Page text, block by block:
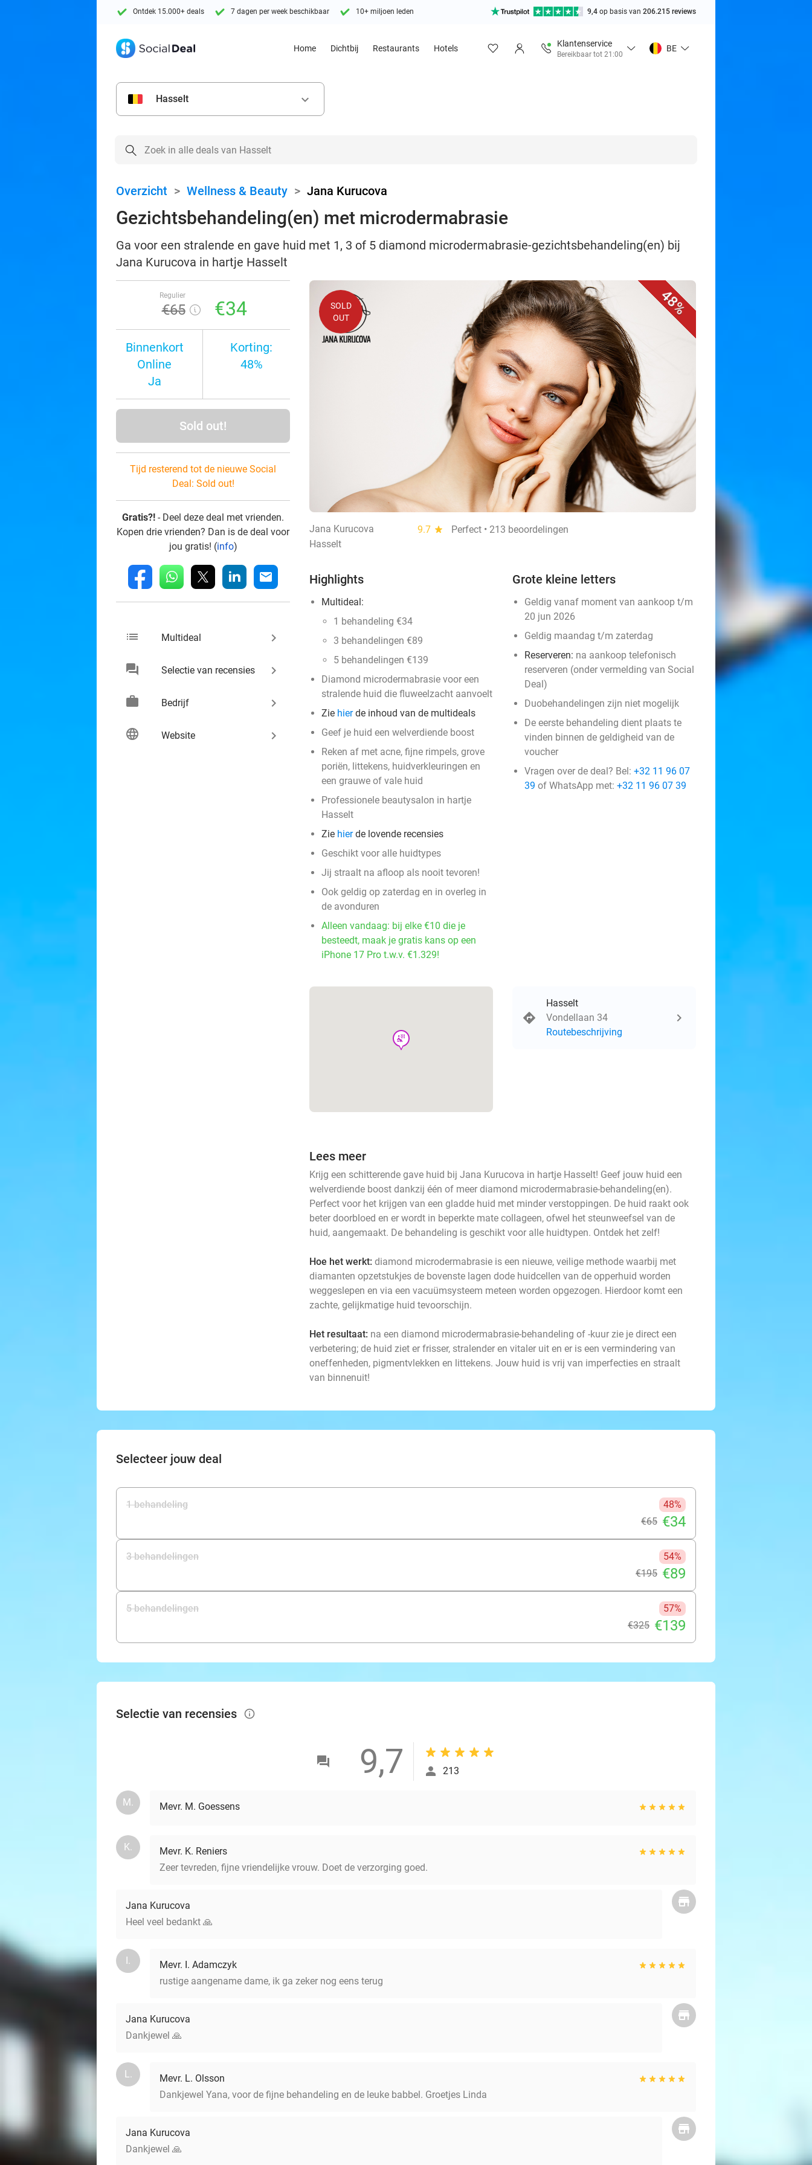
Ontdek 15.000+ deals 7 dagen per week beschikbaar 10+ miljoen leden 9,4 op basis van 206.215 reviews
Home Dichtbij Restaurants Hotels
Klantenservice
Bereikbaar tot 21:00
BE
Hasselt keyboard_arrow_down
Overzicht > Wellness & Beauty > Jana Kurucova
Gezichtsbehandeling(en) met microdermabrasie
Ga voor een stralende en gave huid met 1, 3 of 5 diamond microdermabrasie-gezichtsbehandeling(en) bij
Jana Kurucova in hartje Hasselt
Regulier
€65 €34
Binnenkort
Online
Ja
Korting:
48%
Sold out!
Tijd resterend tot de nieuwe Social
Deal: Sold out!
Gratis?! - Deel deze deal met vrienden.
Kopen drie vrienden? Dan is de deal voor
jou gratis! (info)
fb whatsapp linkedin mail
list Multideal keyboard_arrow_right
chat Selectie van recensies keyboard_arrow_right
work Bedrijf keyboard_arrow_right
language Website keyboard_arrow_right
48%
SOLD
OUT
Jana Kurucova 9.7 star
Perfect • 213 beoordelingen
Hasselt
Highlights
Multideal:
1 behandeling €34
3 behandelingen €89
5 behandelingen €139
Diamond microdermabrasie voor een
stralende huid die fluweelzacht aanvoelt
Zie hierde inhoud van de multideals
Geef je huid een welverdiende boost
Reken af met acne, fijne rimpels, grove
poriën, littekens, huidverkleuringen en
een grauwe of vale huid
Professionele beautysalon in hartje
Hasselt
Zie hierde lovende recensies
Geschikt voor alle huidtypes
Jij straalt na afloop als nooit tevoren!
Ook geldig op zaterdag en in overleg in
de avonduren
Alleen vandaag: bij elke €10 die je
besteedt, maak je gratis kans op een
iPhone 17 Pro t.w.v. €1.329!
Grote kleine letters
Geldig vanaf moment van aankoop t/m
20 jun 2026
Geldig maandag t/m zaterdag
Reserveren: na aankoop telefonisch
reserveren (onder vermelding van Social
Deal)
Duobehandelingen zijn niet mogelijk
De eerste behandeling dient plaats te
vinden binnen de geldigheid van de
voucher
Vragen over de deal? Bel: +32 11 96 07
39 of WhatsApp met: +32 11 96 07 39
wellness
Hasselt
Vondellaan 34
Routebeschrijving
Lees meer
Krijg een schitterende gave huid bij Jana Kurucova in hartje Hasselt! Geef jouw huid een
welverdiende boost dankzij één of meer diamond microdermabrasie-behandeling(en).
Perfect voor het krijgen van een gladde huid met minder verstoppingen. De huid raakt ook
beter doorbloed en er wordt in beperkte mate collageen, ofwel het steunweefsel van de
huid, aangemaakt. De behandeling is geschikt voor alle huidtypen. Ontdek het zelf!
Hoe het werkt: diamond microdermabrasie is een nieuwe, veilige methode waarbij met
diamanten opzetstukjes de bovenste lagen dode huidcellen van de opperhuid worden
weggeslepen en via een vacuümsysteem meteen worden opgezogen. Hierdoor komt een
zachte, gelijkmatige huid tevoorschijn.
Het resultaat: na een diamond microdermabrasie-behandeling of -kuur zie je direct een
verbetering; de huid ziet er frisser, stralender en vitaler uit en er is een vermindering van
oneffenheden, pigmentvlekken en littekens. Jouw huid is vrij van imperfecties en straalt
van binnenuit!
Selecteer jouw deal
1 behandeling
48%
€65 €34
3 behandelingen
54%
€195 €89
5 behandelingen
57%
€325 €139
Selectie van recensies info_outlined
9,7 213
M. Mevr. M. Goessens
K.
Mevr. K. Reniers
Zeer tevreden, fijne vriendelijke vrouw. Doet de verzorging goed.
Jana Kurucova
Heel veel bedankt 🙏
I.
Mevr. I. Adamczyk
rustige aangename dame, ik ga zeker nog eens terug
Jana Kurucova
Dankjewel 🙏
L.
Mevr. L. Olsson
Dankjewel Yana, voor de fijne behandeling en de leuke babbel. Groetjes Linda
Jana Kurucova
Dankjewel 🙏